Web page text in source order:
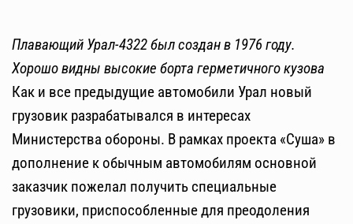
Плавающий Урал-4322 был создан в 1976 году.
Хорошо видны высокие борта герметичного кузова
Как и все предыдущие автомобили Урал новый
грузовик разрабатывался в интересах
Министерства обороны. В рамках проекта «Суша» в
дополнение к обычным автомобилям основной
заказчик пожелал получить специальные
грузовики, приспособленные для преодоления